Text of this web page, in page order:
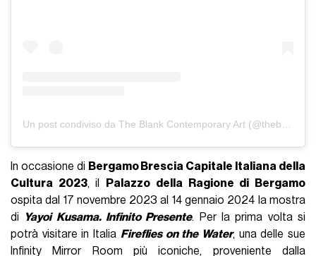
In occasione di Bergamo Brescia Capitale Italiana della
Cultura 2023, il
Palazzo della Ragione di Bergamo
ospita dal 17 novembre 2023 al 14 gennaio 2024 la mostra
di
Yayoi Kusama. Infinito Presente. Per la prima volta si
potrà visitare in Italia Fireflies on the Water, una delle sue
Infinity Mirror Room più iconiche, proveniente dalla